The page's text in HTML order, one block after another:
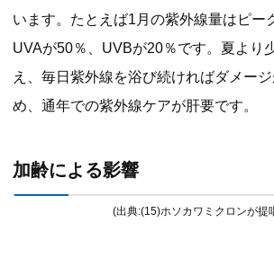
います。たとえば1月の紫外線量はピー
UVAが50％、UVBが20％です。夏より
え、毎日紫外線を浴び続ければダメー
め、通年での紫外線ケアが肝要です。
加齢による影響
(出典:(15)ホソカワミクロンが提